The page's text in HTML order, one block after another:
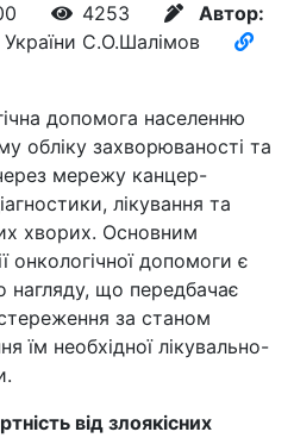
4253
Автор:
С.О.Шалімов
допомога населенню
обліку захворюваності та
мережу канцер-
лікування та
хворих. Основним
онкологічної допомоги є
нагляду, що передбачає
за станом
їм необхідної лікувально-
від злоякісних